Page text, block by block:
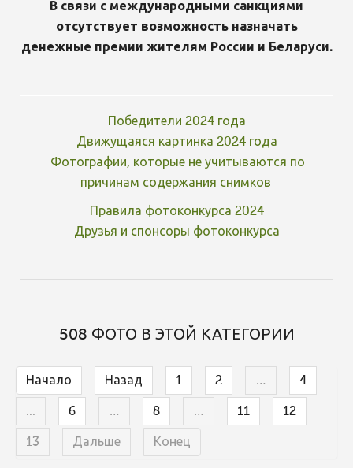
В связи с международными санкциями
отсутствует возможность назначать
денежные премии жителям России и Беларуси.
Победители 2024 года
Движущаяся картинка 2024 года
Фотографии, которые не учитываются по
причинам содержания снимков
Правила фотоконкурса 2024
Друзья и спонсоры фотоконкурса
508 ФОТО В ЭТОЙ КАТЕГОРИИ
Начало Назад 1 2 … 4
... 6 … 8 … 11 12
13 Дальше Конец